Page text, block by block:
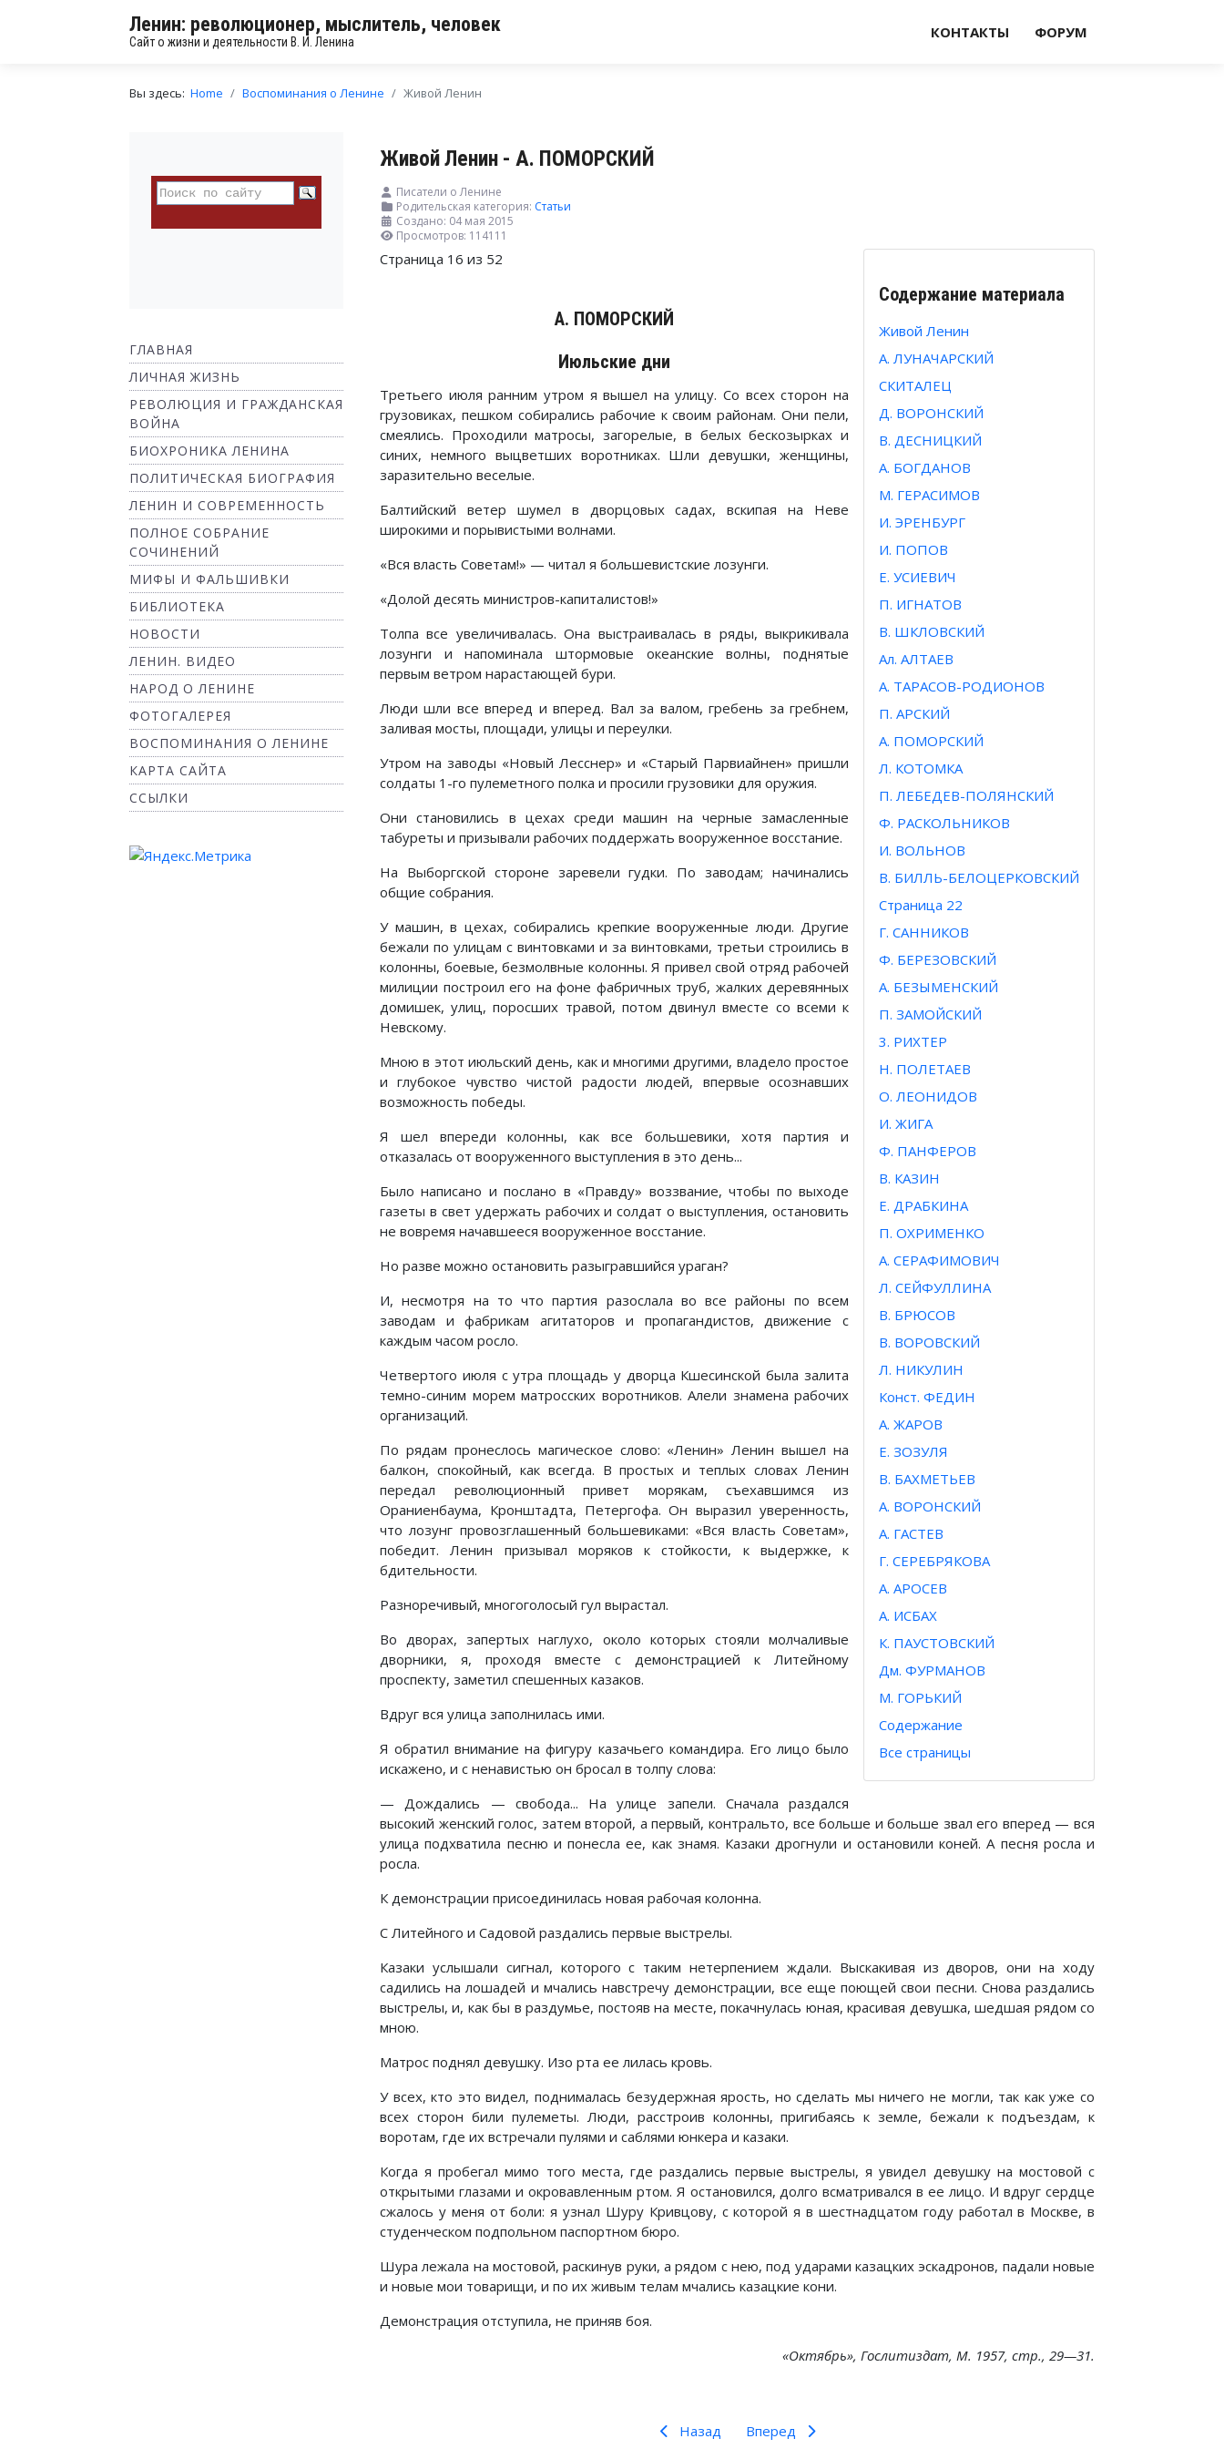
Ленин: революционер, мыслитель, человек
Сайт о жизни и деятельности В. И. Ленина
КОНТАКТЫ ФОРУМ
Вы здесь: Home Воспоминания о Ленине Живой Ленин
ГЛАВНАЯ
ЛИЧНАЯ ЖИЗНЬ
РЕВОЛЮЦИЯ И ГРАЖДАНСКАЯ
ВОЙНА
БИОХРОНИКА ЛЕНИНА
ПОЛИТИЧЕСКАЯ БИОГРАФИЯ
ЛЕНИН И СОВРЕМЕННОСТЬ
ПОЛНОЕ СОБРАНИЕ
СОЧИНЕНИЙ
МИФЫ И ФАЛЬШИВКИ
БИБЛИОТЕКА
НОВОСТИ
ЛЕНИН. ВИДЕО
НАРОД О ЛЕНИНЕ
ФОТОГАЛЕРЕЯ
ВОСПОМИНАНИЯ О ЛЕНИНЕ
КАРТА САЙТА
ССЫЛКИ
Живой Ленин - А. ПОМОРСКИЙ
Писатели о Ленине
Родительская категория: Статьи
Создано: 04 мая 2015
Просмотров: 114111
Содержание материала
Живой Ленин
А. ЛУНАЧАРСКИЙ
СКИТАЛЕЦ
Д. ВОРОНСКИЙ
В. ДЕСНИЦКИЙ
А. БОГДАНОВ
М. ГЕРАСИМОВ
И. ЭРЕНБУРГ
И. ПОПОВ
Е. УСИЕВИЧ
П. ИГНАТОВ
В. ШКЛОВСКИЙ
Ал. АЛТАЕВ
А. ТАРАСОВ-РОДИОНОВ
П. АРСКИЙ
А. ПОМОРСКИЙ
Л. КОТОМКА
П. ЛЕБЕДЕВ-ПОЛЯНСКИЙ
Ф. РАСКОЛЬНИКОВ
И. ВОЛЬНОВ
В. БИЛЛЬ-БЕЛОЦЕРКОВСКИЙ
Страница 22
Г. САННИКОВ
Ф. БЕРЕЗОВСКИЙ
А. БЕЗЫМЕНСКИЙ
П. ЗАМОЙСКИЙ
3. РИХТЕР
Н. ПОЛЕТАЕВ
О. ЛЕОНИДОВ
И. ЖИГА
Ф. ПАНФЕРОВ
В. КАЗИН
Е. ДРАБКИНА
П. ОХРИМЕНКО
А. СЕРАФИМОВИЧ
Л. СЕЙФУЛЛИНА
В. БРЮСОВ
В. ВОРОВСКИЙ
Л. НИКУЛИН
Конст. ФЕДИН
А. ЖАРОВ
Е. ЗОЗУЛЯ
В. БАХМЕТЬЕВ
А. ВОРОНСКИЙ
А. ГАСТЕВ
Г. СЕРЕБРЯКОВА
A. APOCEB
А. ИСБАХ
К. ПАУСТОВСКИЙ
Дм. ФУРМАНОВ
М. ГОРЬКИЙ
Содержание
Все страницы
Страница 16 из 52
А. ПОМОРСКИЙ
Июльские дни
Третьего июля ранним утром я вышел на улицу. Со всех сторон на
грузовиках, пешком собирались рабочие к своим районам. Они пели,
смеялись. Проходили матросы, загорелые, в белых бескозырках и
синих, немного выцветших воротниках. Шли девушки, женщины,
заразительно веселые.
Балтийский ветер шумел в дворцовых садах, вскипая на Неве
широкими и порывистыми волнами.
«Вся власть Советам!» — читал я большевистские лозунги.
«Долой десять министров-капиталистов!»
Толпа все увеличивалась. Она выстраивалась в ряды, выкрикивала
лозунги и напоминала штормовые океанские волны, поднятые
первым ветром нарастающей бури.
Люди шли все вперед и вперед. Вал за валом, гребень за гребнем,
заливая мосты, площади, улицы и переулки.
Утром на заводы «Новый Лесснер» и «Старый Парвиайнен» пришли
солдаты 1-го пулеметного полка и просили грузовики для оружия.
Они становились в цехах среди машин на черные замасленные
табуреты и призывали рабочих поддержать вооруженное восстание.
На Выборгской стороне заревели гудки. По заводам; начинались
общие собрания.
У машин, в цехах, собирались крепкие вооруженные люди. Другие
бежали по улицам с винтовками и за винтовками, третьи строились в
колонны, боевые, безмолвные колонны. Я привел свой отряд рабочей
милиции построил его на фоне фабричных труб, жалких деревянных
домишек, улиц, поросших травой, потом двинул вместе со всеми к
Невскому.
Мною в этот июльский день, как и многими другими, владело простое
и глубокое чувство чистой радости людей, впервые осознавших
возможность победы.
Я шел впереди колонны, как все большевики, хотя партия и
отказалась от вооруженного выступления в это день...
Было написано и послано в «Правду» воззвание, чтобы по выходе
газеты в свет удержать рабочих и солдат о выступления, остановить
не вовремя начавшееся вооруженное восстание.
Но разве можно остановить разыгравшийся ураган?
И, несмотря на то что партия разослала во все районы по всем
заводам и фабрикам агитаторов и пропагандистов, движение с
каждым часом росло.
Четвертого июля с утра площадь у дворца Кшесинской была залита
темно-синим морем матросских воротников. Алели знамена рабочих
организаций.
По рядам пронеслось магическое слово: «Ленин» Ленин вышел на
балкон, спокойный, как всегда. В простых и теплых словах Ленин
передал революционный привет морякам, съехавшимся из
Ораниенбаума, Кронштадта, Петергофа. Он выразил уверенность,
что лозунг провозглашенный большевиками: «Вся власть Советам»,
победит. Ленин призывал моряков к стойкости, к выдержке, к
бдительности.
Разноречивый, многоголосый гул вырастал.
Во дворах, запертых наглухо, около которых стояли молчаливые
дворники, я, проходя вместе с демонстрацией к Литейному
проспекту, заметил спешенных казаков.
Вдруг вся улица заполнилась ими.
Я обратил внимание на фигуру казачьего командира. Его лицо было
искажено, и с ненавистью он бросал в толпу слова:
— Дождались — свобода... На улице запели. Сначала раздался
высокий женский голос, затем второй, а первый, контральто, все больше и больше звал его вперед — вся
улица подхватила песню и понесла ее, как знамя. Казаки дрогнули и остановили коней. А песня росла и
росла.
К демонстрации присоединилась новая рабочая колонна.
С Литейного и Садовой раздались первые выстрелы.
Казаки услышали сигнал, которого с таким нетерпением ждали. Выскакивая из дворов, они на ходу
садились на лошадей и мчались навстречу демонстрации, все еще поющей свои песни. Снова раздались
выстрелы, и, как бы в раздумье, постояв на месте, покачнулась юная, красивая девушка, шедшая рядом со
мною.
Матрос поднял девушку. Изо рта ее лилась кровь.
У всех, кто это видел, поднималась безудержная ярость, но сделать мы ничего не могли, так как уже со
всех сторон били пулеметы. Люди, расстроив колонны, пригибаясь к земле, бежали к подъездам, к
воротам, где их встречали пулями и саблями юнкера и казаки.
Когда я пробегал мимо того места, где раздались первые выстрелы, я увидел девушку на мостовой с
открытыми глазами и окровавленным ртом. Я остановился, долго всматривался в ее лицо. И вдруг сердце
сжалось у меня от боли: я узнал Шуру Кривцову, с которой я в шестнадцатом году работал в Москве, в
студенческом подпольном паспортном бюро.
Шура лежала на мостовой, раскинув руки, а рядом с нею, под ударами казацких эскадронов, падали новые
и новые мои товарищи, и по их живым телам мчались казацкие кони.
Демонстрация отступила, не приняв боя.
«Октябрь», Гослитиздат, М. 1957, стр., 29—31.
Назад Вперед